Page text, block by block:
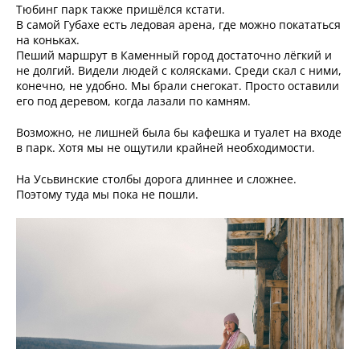
Тюбинг парк также пришёлся кстати.
В самой Губахе есть ледовая арена, где можно покататься
на коньках.
Пеший маршрут в Каменный город достаточно лёгкий и
не долгий. Видели людей с колясками. Среди скал с ними,
конечно, не удобно. Мы брали снегокат. Просто оставили
его под деревом, когда лазали по камням.
Возможно, не лишней была бы кафешка и туалет на входе
в парк. Хотя мы не ощутили крайней необходимости.
На Усьвинские столбы дорога длиннее и сложнее.
Поэтому туда мы пока не пошли.